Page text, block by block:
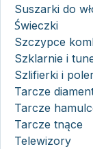
Suszarki do
Świeczki
Szczypce
Szklarnie i
Szlifierki i
Tarcze
Tarcze
Tarcze tnące
Telewizory